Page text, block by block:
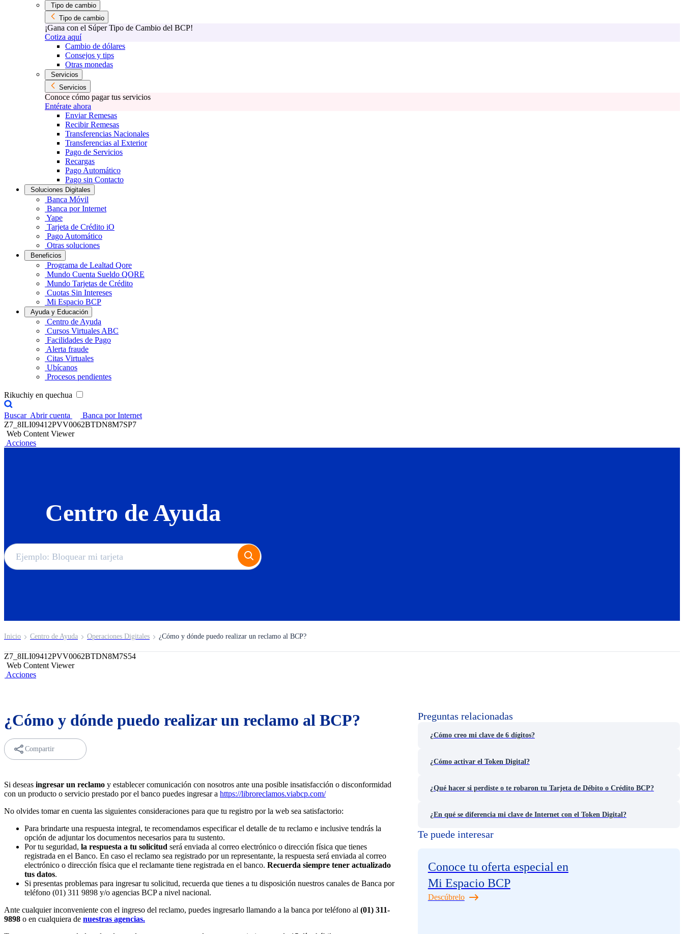
Tipo de cambio
Tipo de cambio
¡Gana con el Súper Tipo de Cambio del BCP!
Cotiza aquí
Cambio de dólares
Consejos y tips
Otras monedas
Servicios
Servicios
Conoce cómo pagar tus servicios
Entérate ahora
Enviar Remesas
Recibir Remesas
Transferencias Nacionales
Transferencias al Exterior
Pago de Servicios
Recargas
Pago Automático
Pago sin Contacto
Soluciones Digitales
Banca Móvil
Banca por Internet
Yape
Tarjeta de Crédito iO
Pago Automático
Otras soluciones
Beneficios
Programa de Lealtad Qore
Mundo Cuenta Sueldo QORE
Mundo Tarjetas de Crédito
Cuotas Sin Intereses
Mi Espacio BCP
Ayuda y Educación
Centro de Ayuda
Cursos Virtuales ABC
Facilidades de Pago
Alerta fraude
Citas Virtuales
Ubícanos
Procesos pendientes
Rikuchiy en quechua
Buscar Abrir cuenta
Banca por Internet
Z7_8ILI09412PVV0062BTDN8M7SP7
Web Content Viewer
Acciones
Centro de Ayuda
Inicio Centro de Ayuda Operaciones Digitales ¿Cómo y dónde puedo realizar un reclamo al BCP?
Z7_8ILI09412PVV0062BTDN8M7S54
Web Content Viewer
Acciones
¿Cómo y dónde puedo realizar un reclamo al BCP?
Compartir
Si deseas ingresar un reclamo y establecer comunicación con nosotros ante una posible insatisfacción o disconformidad
con un producto o servicio prestado por el banco puedes ingresar a https://libroreclamos.viabcp.com/
No olvides tomar en cuenta las siguientes consideraciones para que tu registro por la web sea satisfactorio:
Para brindarte una respuesta integral, te recomendamos especificar el detalle de tu reclamo e inclusive tendrás la
opción de adjuntar los documentos necesarios para tu sustento.
Por tu seguridad, la respuesta a tu solicitud será enviada al correo electrónico o dirección física que tienes
registrada en el Banco. En caso el reclamo sea registrado por un representante, la respuesta será enviada al correo
electrónico o dirección física que el reclamante tiene registrada en el banco. Recuerda siempre tener actualizado
tus datos.
Si presentas problemas para ingresar tu solicitud, recuerda que tienes a tu disposición nuestros canales de Banca por
teléfono (01) 311 9898 y/o agencias BCP a nivel nacional.
Ante cualquier inconveniente con el ingreso del reclamo, puedes ingresarlo llamando a la banca por teléfono al (01) 311-
9898 o en cualquiera de nuestras agencias.
Preguntas relacionadas
¿Cómo creo mi clave de 6 dígitos?
¿Cómo activar el Token Digital?
¿Qué hacer si perdiste o te robaron tu Tarjeta de Débito o Crédito BCP?
¿En qué se diferencia mi clave de Internet con el Token Digital?
Te puede interesar
Conoce tu oferta especial en
Mi Espacio BCP
Descúbrelo